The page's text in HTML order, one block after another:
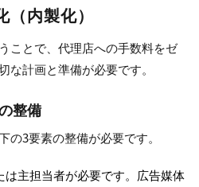
内製化）
ことで、代理店への手数料をゼ
な計画と準備が必要です。
整備
の3要素の整備が必要です。
は主担当者が必要です。広告媒体